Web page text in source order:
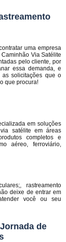
uma empresa
Via Satélite
pelo cliente, por
essa demanda, e
as solicitações que o
que procura!
em soluções
satélite em áreas
completos e
aéreo, ferroviário,
rastreamento
deixe de entrar em
você ou seu
de